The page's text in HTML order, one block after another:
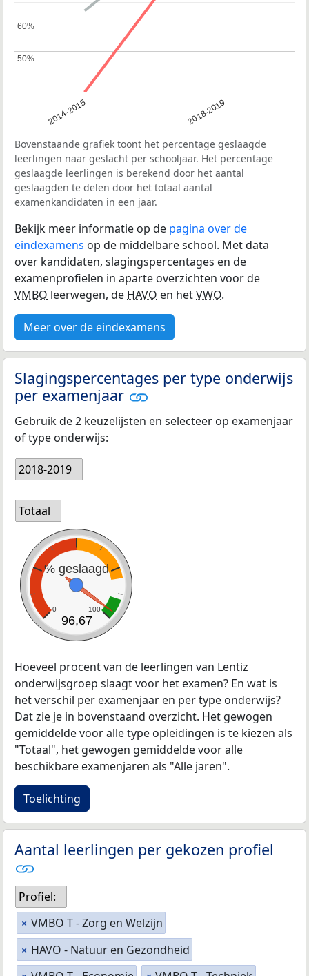
2014-2015 2018-2019
50%
50%
60%
60%
Bovenstaande grafiek toont het percentage geslaagde
leerlingen naar geslacht per schooljaar. Het percentage
geslaagde leerlingen is berekend door het aantal
geslaagden te delen door het totaal aantal
examenkandidaten in een jaar.
Bekijk meer informatie op de pagina over de
eindexamens op de middelbare school. Met data
over kandidaten, slagingspercentages en de
examenprofielen in aparte overzichten voor de
VMBO leerwegen, de HAVO en hetVWO.
Meer over de eindexamens
Slagingspercentages per type onderwijs
per examenjaar
Gebruik de 2 keuzelijsten en selecteer op examenjaar
of type onderwijs:
2018-2019
Totaal
% geslaagd
0 100
96,67
Hoeveel procent van de leerlingen van Lentiz
onderwijsgroep slaagt voor het examen? En wat is
het verschil per examenjaar en per type onderwijs?
Dat zie je in bovenstaand overzicht. Het gewogen
gemiddelde voor alle type opleidingen is te kiezen als
"Totaal", het gewogen gemiddelde voor alle
beschikbare examenjaren als "Alle jaren".
Toelichting
Aantal leerlingen per gekozen profiel
Profiel:
× VMBO T - Zorg en Welzijn
× HAVO - Natuur en Gezondheid